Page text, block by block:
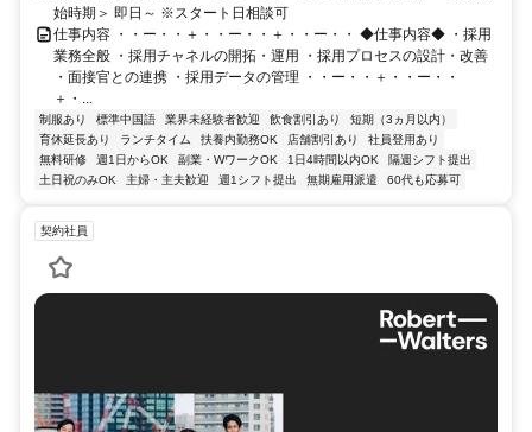
始時期＞ 即日～ ※スタート日相談可
仕事内容 ・・ー・・＋・・ー・・＋・・ー・・ ◆仕事内容◆ ・採用
業務全般 ・採用チャネルの開拓・運用 ・採用プロセスの設計・改善
・面接官との連携 ・採用データの管理 ・・ー・・＋・・ー・・
＋・...
制服あり 標準中国語 業界未経験者歓迎 飲食割引あり
短期（3ヵ月以内）
育休延長あり
ランチタイム 扶養内勤務OK 店舗割引あり
社員登用あり
無料研修
週1日からOK 副業・WワークOK 1日4時間以内OK
隔週シフト提出
土日祝のみOK
主婦・主夫歓迎 週1シフト提出 無期雇用派遣 60代も応募可
契約社員